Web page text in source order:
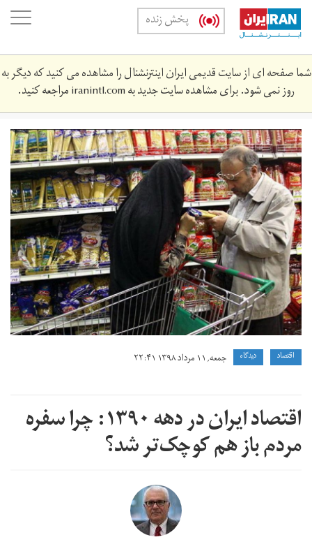
Skip
main
content
پخش زنده
شما صفحه ای از سایت قدیمی ایران اینترنشنال را مشاهده می کنید که دیگر به
روز نمی شود. برای مشاهده سایت جدید بهiranintl.comمراجعه کنید.
57309450_main.jpg
اقتصاد دیدگاه جمعه, ۱۱ مرداد ۱۳۹۸ ۲۲:۴۱
اقتصاد ایران در دهه ۱۳۹۰: چرا سفره
مردم باز هم کوچک‌تر شد؟